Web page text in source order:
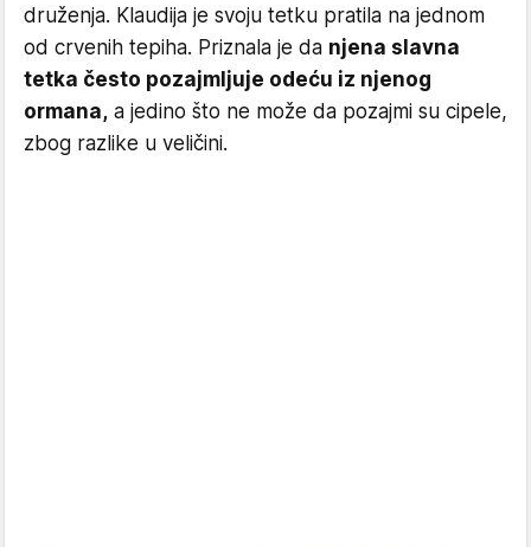
druženja. Klaudija je svoju tetku pratila na jednom
od crvenih tepiha. Priznala je da njena slavna
tetka često pozajmljuje odeću iz njenog
ormana, a jedino što ne može da pozajmi su cipele,
zbog razlike u veličini.